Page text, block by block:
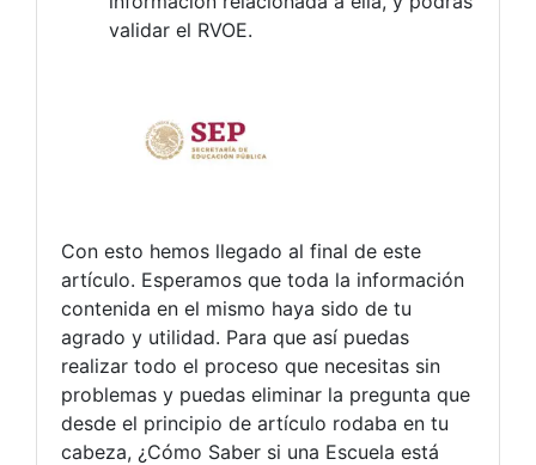
validar el RVOE.
Con esto hemos llegado al final de este
artículo. Esperamos que toda la información
contenida en el mismo haya sido de tu
agrado y utilidad. Para que así puedas
realizar todo el proceso que necesitas sin
problemas y puedas eliminar la pregunta que
desde el principio de artículo rodaba en tu
cabeza, ¿Cómo Saber si una Escuela está